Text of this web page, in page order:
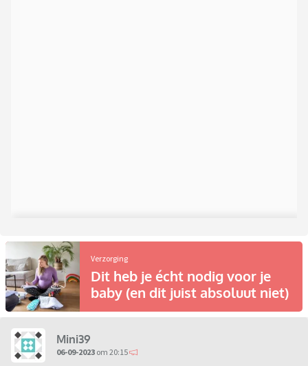
Verzorging
Dit heb je écht nodig voor je
baby (en dit juist absoluut niet)
Mini39
06-09-2023 om 20:15